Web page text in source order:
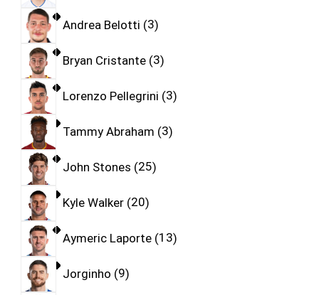
Andrea Belotti 3
Bryan Cristante 3
Lorenzo Pellegrini 3
Tammy Abraham 3
John Stones 25
Kyle Walker 20
Aymeric Laporte 13
Jorginho 9